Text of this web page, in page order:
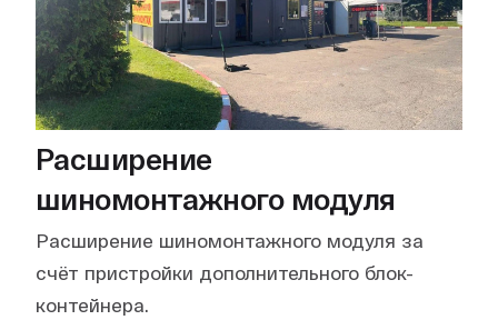
Расширение
шиномонтажного модуля
Расширение шиномонтажного модуля за
счёт пристройки дополнительного блок-
контейнера.